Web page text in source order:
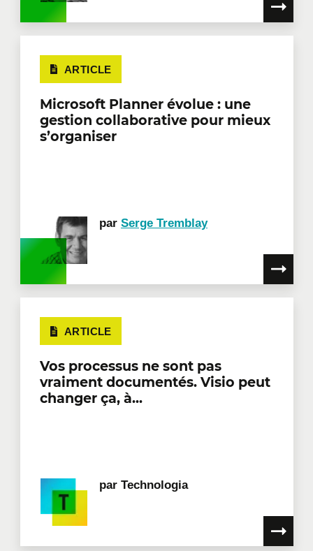
ARTICLE
Microsoft Planner évolue : une
gestion collaborative pour mieux
s’organiser
par Serge Tremblay
ARTICLE
Vos processus ne sont pas
vraiment documentés. Visio peut
changer ça, à...
par Technologia